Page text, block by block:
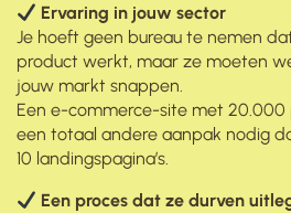
Ervaring in jouw sector
Je hoeft geen bureau te nemen
product werkt, maar ze moeten
jouw markt snappen.
Een e-commerce-site met 20.000
een totaal andere aanpak nodig
10 landingspagina’s.
Een proces dat ze durven